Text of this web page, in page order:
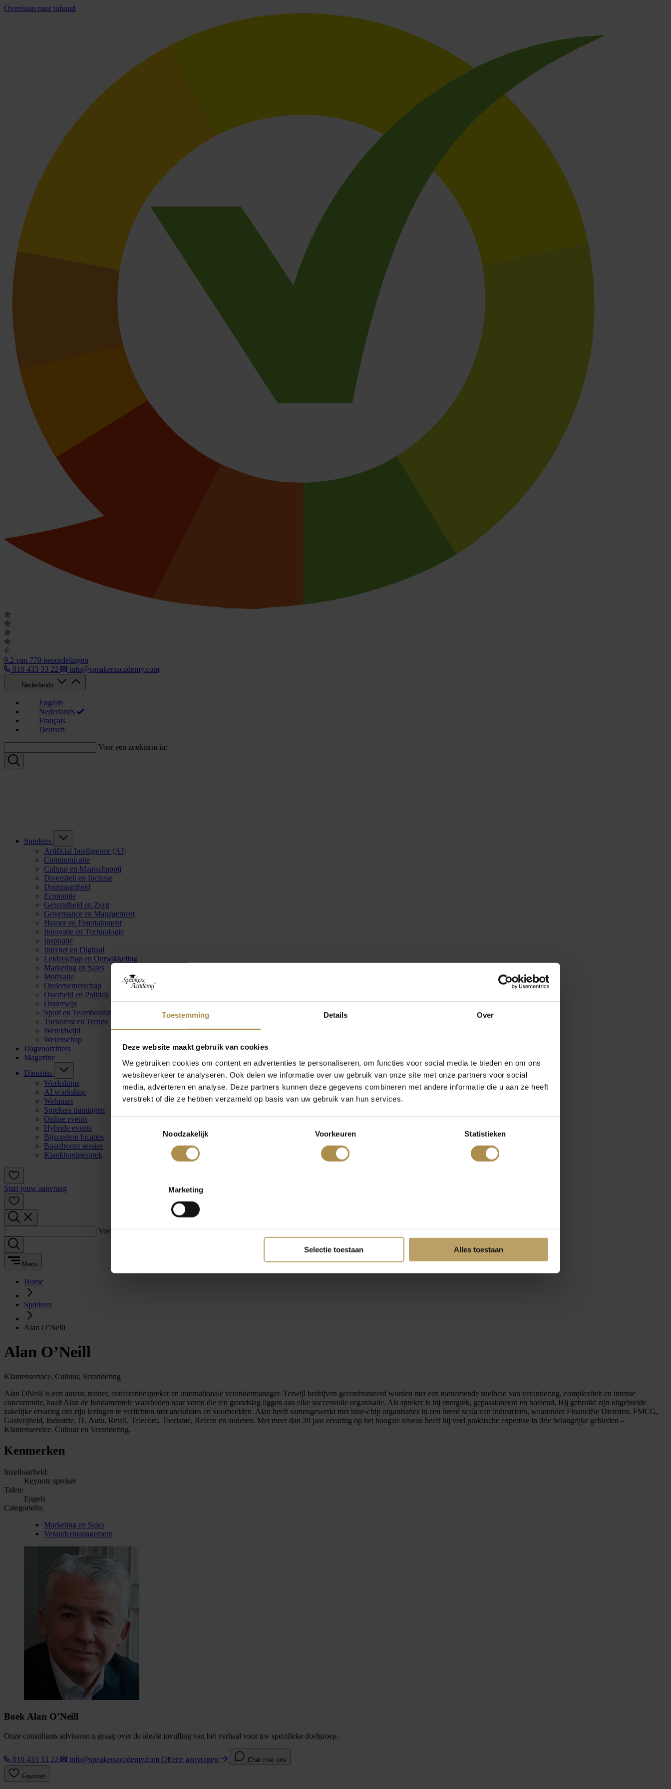
Toestemming Details Over
Deze website maakt gebruik van cookies
We gebruiken cookies om content en advertenties te personaliseren, om functies voor social media te bieden en om ons
websiteverkeer te analyseren. Ook delen we informatie over uw gebruik van onze site met onze partners voor social
media, adverteren en analyse. Deze partners kunnen deze gegevens combineren met andere informatie die u aan ze heeft
verstrekt of die ze hebben verzameld op basis van uw gebruik van hun services.
Noodzakelijk
Voorkeuren Statistieken
Marketing
Selectie toestaan Alles toestaan
Overslaan naar inhoud
9.2 van 770 beoordelingen
010 433 33 22
info@speakersacademy.com
Nederlands
English
Nederlands
Français
Deutsch
Voer een zoekterm in:
Sprekers
Artificial Intelligence (AI)
Communicatie
Cultuur en Maatschappij
Diversiteit en Inclusie
Duurzaamheid
Economie
Gezondheid en Zorg
Governance en Management
Humor en Entertainment
Innovatie en Technologie
Inspiratie
Internet en Digitaal
Leiderschap en Ontwikkeling
Marketing en Sales
Motivatie
Ondernemerschap
Overheid en Politiek
Onderwijs
Sport en Teambuilding
Toekomst en Trends
Wereldwijd
Wetenschap
Dagvoorzitters
Magazine
Diensten
Workshops
AI workshop
Webinars
Sprekers trainingen
Online events
Hybride events
Bijzondere locaties
Boardroom sessies
Klankbordgesprek
Start jouw aanvraag
Voer een zoekterm in:
Menu
Home
Sprekers
Alan O’Neill
Alan O’Neill
Klantenservice, Cultuur, Verandering
Alan ONeill is een auteur, trainer, conferentiespreker en internationale verandermanager. Terwijl bedrijven geconfronteerd worden met een toenemende snelheid van verandering, complexiteit en intense
concurrentie, haalt Alan de fundamentele waarheden naar voren die ten grondslag liggen aan elke succesvolle organisatie. Als spreker is hij energiek, gepassioneerd en boeiend. Hij gebruikt zijn uitgebreide
zakelijke ervaring om zijn lezingen te verlichten met anekdotes en voorbeelden. Alan heeft samengewerkt met blue-chip organisaties in een breed scala van industrieën, waaronder Financiële Diensten, FMCG,
Gastvrijheid, Industrie, IT, Auto, Retail, Telecom, Toerisme, Reizen en anderen. Met meer dan 30 jaar ervaring op het hoogste niveau heeft hij veel praktische expertise in drie belangrijke gebieden –
Klantenservice, Cultuur en Verandering.
Kenmerken
Inzetbaarheid:
Keynote spreker
Talen:
Engels
Categorieën:
Marketing en Sales
Verandermanagement
Boek Alan O’Neill
Onze consultants adviseren u graag over de ideale invulling van het verhaal voor uw specifieke doelgroep.
010 433 33 22 info@speakersacademy.com Offerte aanvragen Chat met ons
Favoriet